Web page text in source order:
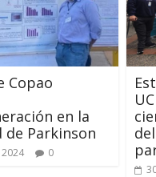
Copao
en la
de Parkinson
0